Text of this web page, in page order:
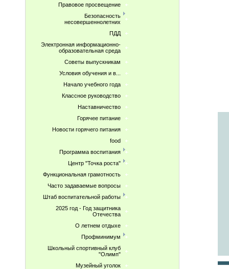
Правовое просвещение
Безопасность
несовершеннолетних
ПДД
Электронная информационно-
образовательная среда
Советы выпускникам
Условия обучения и в...
Начало учебного года
Классное руководство
Наставничество
Горячее питание
Новости горячего питания
food
Программа воспитания
Центр "Точка роста"
Функциональная грамотность
Часто задаваемые вопросы
Штаб воспитательной работы
2025 год - Год защитника
Отечества
О летнем отдыхе
Профминимум
Школьный спортивный клуб
"Олимп"
Музейный уголок